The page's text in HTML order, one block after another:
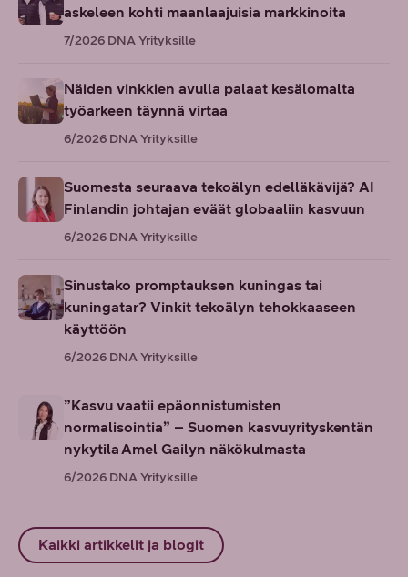
askeleen kohti maanlaajuisia markkinoita
7/2026 DNA Yrityksille
Näiden vinkkien avulla palaat kesälomalta
työarkeen täynnä virtaa
6/2026 DNA Yrityksille
Suomesta seuraava tekoälyn edelläkävijä? AI
Finlandin johtajan eväät globaaliin kasvuun
6/2026 DNA Yrityksille
Sinustako promptauksen kuningas tai
kuningatar? Vinkit tekoälyn tehokkaaseen
käyttöön
6/2026 DNA Yrityksille
”Kasvu vaatii epäonnistumisten
normalisointia” – Suomen kasvuyrityskentän
nykytila Amel Gailyn näkökulmasta
6/2026 DNA Yrityksille
Kaikki artikkelit ja blogit